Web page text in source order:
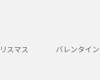
スマス バレンタイン